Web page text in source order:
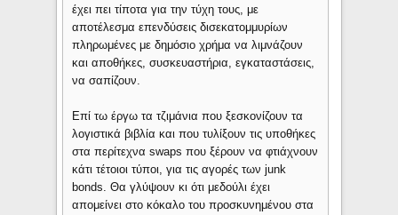
έχει πει τίποτα για την τύχη τους, με
αποτέλεσμα επενδύσεις δισεκατομμυρίων
πληρωμένες με δημόσιο χρήμα να λιμνάζουν
και αποθήκες, συσκευαστήρια, εγκαταστάσεις,
να σαπίζουν.
Επί τω έργω τα τζιμάνια που ξεσκονίζουν τα
λογιστικά βιβλία και που τυλίξουν τις υποθήκες
στα περίτεχνα swaps που ξέρουν να φτιάχνουν
κάτι τέτοιοι τύποι, για τις αγορές των junk
bonds. Θα γλύψουν κι ότι μεδούλι έχει
απομείνει στο κόκαλο του προσκυνημένου στα